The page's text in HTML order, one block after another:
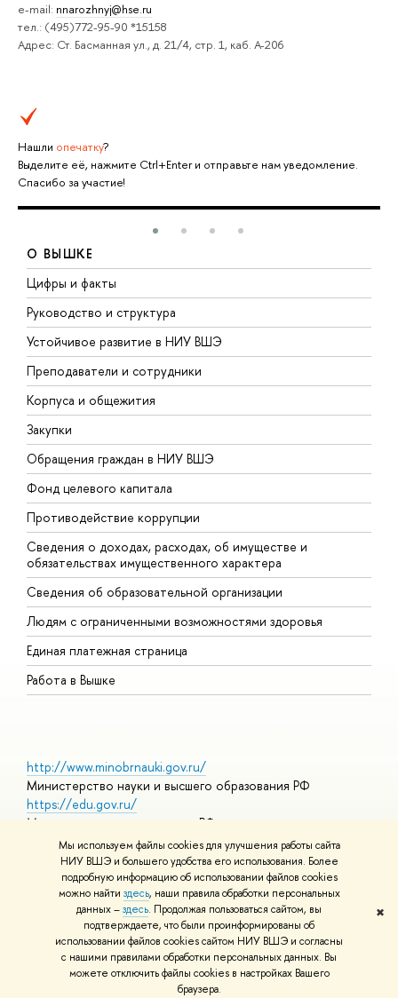
Мы используем файлы cookies для улучшения работы сайта
НИУ ВШЭ и большего удобства его использования. Более
подробную информацию об использовании файлов cookies
можно найти здесь, наши правила обработки персональных
данных –здесь. Продолжая пользоваться сайтом, вы
подтверждаете, что были проинформированы об
использовании файлов cookies сайтом НИУ ВШЭ и согласны
с нашими правилами обработки персональных данных. Вы
можете отключить файлы cookies в настройках Вашего
браузера.
✖
e-mail: nnarozhnyj@hse.ru
тел.: (495)772-95-90 *15158
Адрес: Ст. Басманная ул., д. 21/4, стр. 1, каб. А-206
Нашли опечатку?
Выделите её, нажмите Ctrl+Enter и отправьте нам уведомление.
Спасибо за участие!
О ВЫШКЕ
Цифры и факты
Руководство и структура
Устойчивое развитие в НИУ ВШЭ
Преподаватели и сотрудники
Корпуса и общежития
Закупки
Обращения граждан в НИУ ВШЭ
Фонд целевого капитала
Противодействие коррупции
Сведения о доходах, расходах, об имуществе и
обязательствах имущественного характера
Сведения об образовательной организации
Людям с ограниченными возможностями здоровья
Единая платежная страница
Работа в Вышке
http://www.minobrnauki.gov.ru/
Министерство науки и высшего образования РФ
https://edu.gov.ru/
Министерство просвещения РФ
https://elearning.hse.ru/mooc
Массовые открытые онлайн-курсы
© НИУ ВШЭ 1993–2026 Адреса и контактыУсловия
использования материалов Политика конфиденциальности
Шрифты HSE Sans и HSE Slab разработаны в
Школе дизайна НИУ